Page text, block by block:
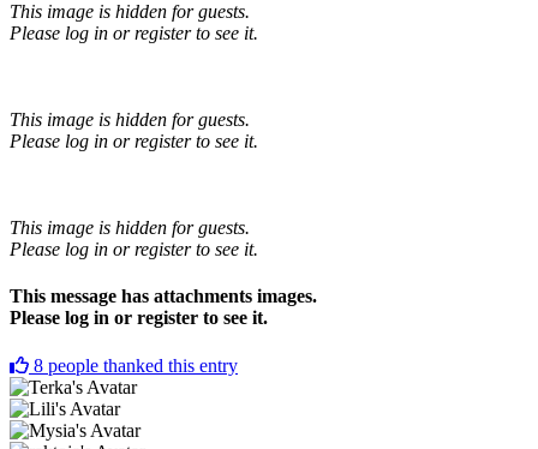
This image is hidden for guests.
Please log in or register to see it.
This image is hidden for guests.
Please log in or register to see it.
This image is hidden for guests.
Please log in or register to see it.
This message has attachments images.
Please log in or register to see it.
8 people thanked this entry